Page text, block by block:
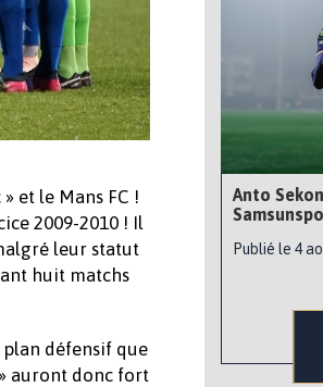
et le Mans FC !
2009-2010 ! Il
leur statut
huit matchs
plan défensif que
auront donc fort
Anto
Publié le 4